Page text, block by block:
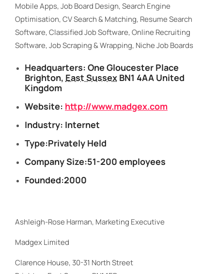
Mobile Apps, Job Board Design, Search Engine
Optimisation, CV Search & Matching, Resume Search
Software, Classified Job Software, Online Recruiting
Software, Job Scraping & Wrapping, Niche Job Boards
Headquarters: One Gloucester Place
Brighton, East Sussex BN1 4AA United
Kingdom
Website: http://www.madgex.com
Industry: Internet
Type:Privately Held
Company Size:51-200 employees
Founded:2000
Ashleigh-Rose Harman, Marketing Executive
Madgex Limited
Clarence House, 30-31 North Street